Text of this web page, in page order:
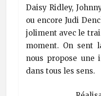
Daisy Ridley,
ou encore Judi
joliment avec le
moment. On sent
nous propose
dans tous les sens.